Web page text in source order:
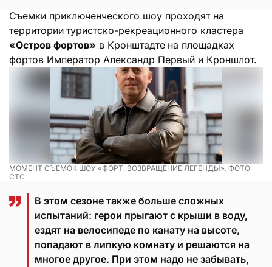
Съемки приключенческого шоу проходят на
территории туристско-рекреационного кластера
«Остров фортов» в Кронштадте на площадках
фортов Император Александр Первый и Кроншлот.
МОМЕНТ СЪЕМОК ШОУ «ФОРТ. ВОЗВРАЩЕНИЕ ЛЕГЕНДЫ». ФОТО:
СТС
В этом сезоне также больше сложных
испытаний: герои прыгают с крыши в воду,
ездят на велосипеде по канату на высоте,
попадают в липкую комнату и решаются на
многое другое. При этом надо не забывать,